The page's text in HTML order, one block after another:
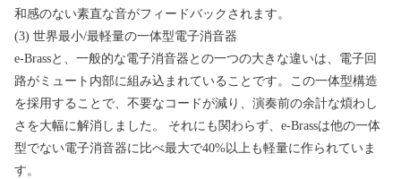
和感のない素直な音がフィードバックされます。
(3) 世界最小/最軽量の一体型電子消音器
e-Brassと、一般的な電子消音器との一つの大きな違いは、電子回
路がミュート内部に組み込まれていることです。この一体型構造
を採用することで、不要なコードが減り、演奏前の余計な煩わし
さを大幅に解消しました。 それにも関わらず、e-Brassは他の一体
型でない電子消音器に比べ最大で40%以上も軽量に作られていま
す。